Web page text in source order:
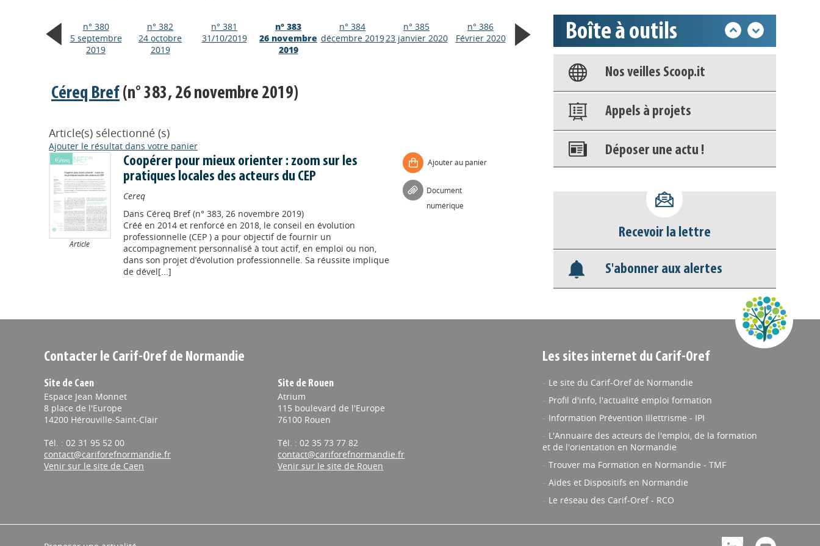
n° 380
5 septembre
2019
n° 382
24 octobre
2019
n° 381
31/10/2019
n° 383
26 novembre
2019
n° 384
décembre 2019
n° 385
23 janvier 2020
n° 386
Février 2020
Céreq Bref(n° 383, 26 novembre 2019)
Article(s) sélectionné (s)
Ajouter le résultat dans votre panier
Article
Coopérer pour mieux orienter : zoom sur les
pratiques locales des acteurs du CEP
Cereq
Dans Céreq Bref (n° 383, 26 novembre 2019)
Créé en 2014 et renforcé en 2018, le conseil en évolution
professionnelle (CEP ) a pour objectif de fournir un
accompagnement personnalisé à tout actif, en emploi ou non,
dans son projet d’évolution professionnelle. Sa réussite implique
de dével[...]
Ajouter au panier
Document
numérique
Boîte à outils
Base documentaire
Nos veilles Scoop.it
Appels à projets
Déposer une actu !
déconnecter)
Base documentaire
Nos veilles Scoop.it
Recevoir la lettre
S'abonner aux alertes
Contacter le Carif-Oref de Normandie
Site de Caen
Espace Jean Monnet
8 place de l'Europe
14200 Hérouville-Saint-Clair
Tél. : 02 31 95 52 00
contact@cariforefnormandie.fr
Venir sur le site de Caen
Site de Rouen
Atrium
115 boulevard de l'Europe
76100 Rouen
Tél. : 02 35 73 77 82
contact@cariforefnormandie.fr
Venir sur le site de Rouen
Les sites internet du Carif-Oref
Le site du Carif-Oref de Normandie
Profil d'info, l'actualité emploi formation
Information Prévention Illettrisme - IPI
L'Annuaire des acteurs de l'emploi, de la formation
et de l'orientation en Normandie
Trouver ma Formation en Normandie - TMF
Aides et Dispositifs en Normandie
Le réseau des Carif-Oref - RCO